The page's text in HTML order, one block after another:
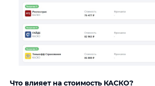
Что влияет на стоимость КАСКО?